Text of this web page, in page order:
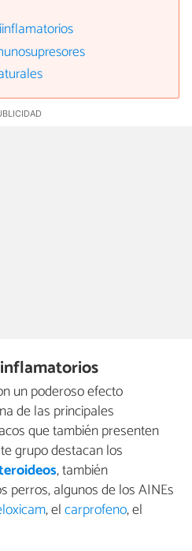
un poderoso efecto
de las principales
que también presenten
grupo destacan los
, también
perros, algunos de los AINEs
, elcarprofeno, el